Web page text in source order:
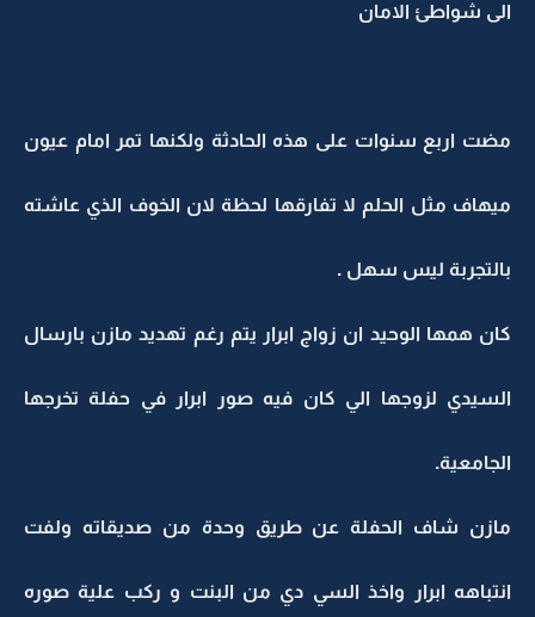
الى شواطئ الامان
مضت اربع سنوات على هذه الحادثة ولكنها تمر امام عيون
ميهاف مثل الحلم لا تفارقها لحظة لان الخوف الذي عاشته
بالتجربة ليس سهل .
كان همها الوحيد ان زواج ابرار يتم رغم تهديد مازن بارسال
السيدي لزوجها الي كان فيه صور ابرار في حفلة تخرجها
الجامعية.
مازن شاف الحفلة عن طريق وحدة من صديقاته ولفت
انتباهه ابرار واخذ السي دي من البنت و ركب علية صوره